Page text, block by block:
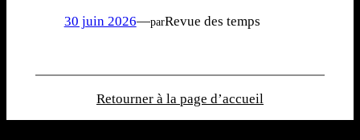
30 juin 2026—parRevue des temps
Retourner à la page d’accueil